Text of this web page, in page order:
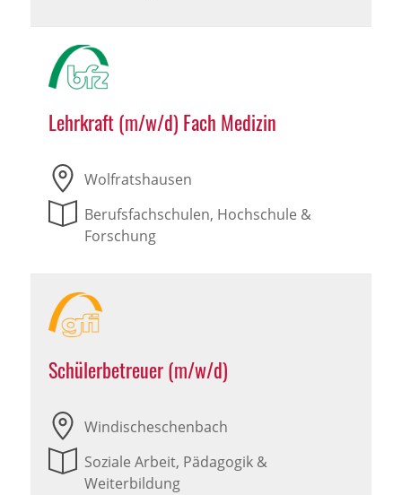
Lehrkraft (m/w/d) Fach Medizin
Wolfratshausen
Berufsfachschulen, Hochschule &
Forschung
Schülerbetreuer (m/w/d)
Windischeschenbach
Soziale Arbeit, Pädagogik &
Weiterbildung